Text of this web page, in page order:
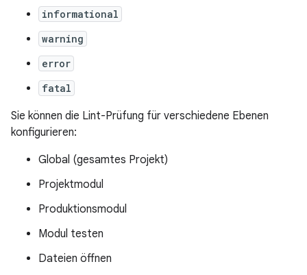
informational
warning
error
fatal
Sie können die Lint-Prüfung für verschiedene Ebenen
konfigurieren:
Global (gesamtes Projekt)
Projektmodul
Produktionsmodul
Modul testen
Dateien öffnen